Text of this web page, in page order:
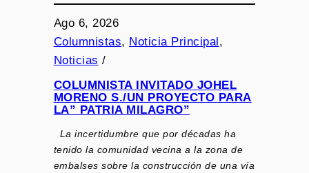
Ago 6, 2026
Columnistas, Noticia Principal
Noticias /
COLUMNISTA INVITADO JOHEL
MORENO S./UN PROYECTO PARA
LA” PATRIA MILAGRO”
La incertidumbre que por décadas ha
tenido la comunidad vecina a la zona de
embalses sobre la construcción de una vía